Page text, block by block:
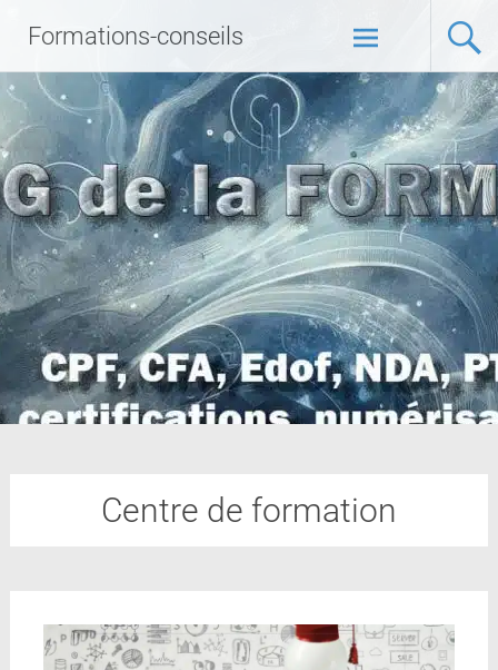
Formations-conseils
Centre de formation